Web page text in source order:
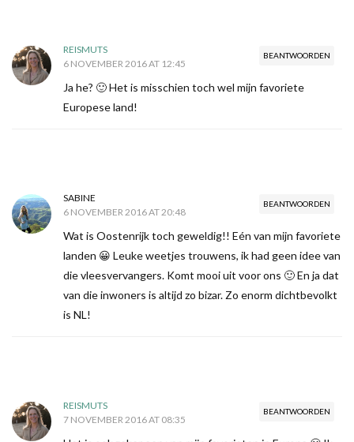
BEANTWOORDEN
REISMUTS
6 NOVEMBER 2016 AT 12:45
Ja he? 🙂 Het is misschien toch wel mijn favoriete
Europese land!
BEANTWOORDEN
SABINE
6 NOVEMBER 2016 AT 20:48
Wat is Oostenrijk toch geweldig!! Eén van mijn favoriete
landen 😀 Leuke weetjes trouwens, ik had geen idee van
die vleesvervangers. Komt mooi uit voor ons 🙂 En ja dat
van die inwoners is altijd zo bizar. Zo enorm dichtbevolkt
is NL!
BEANTWOORDEN
REISMUTS
7 NOVEMBER 2016 AT 08:35